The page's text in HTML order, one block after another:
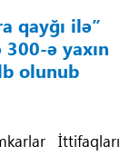
qayğı ilə”
ə yaxın
olunub
İttifaqları